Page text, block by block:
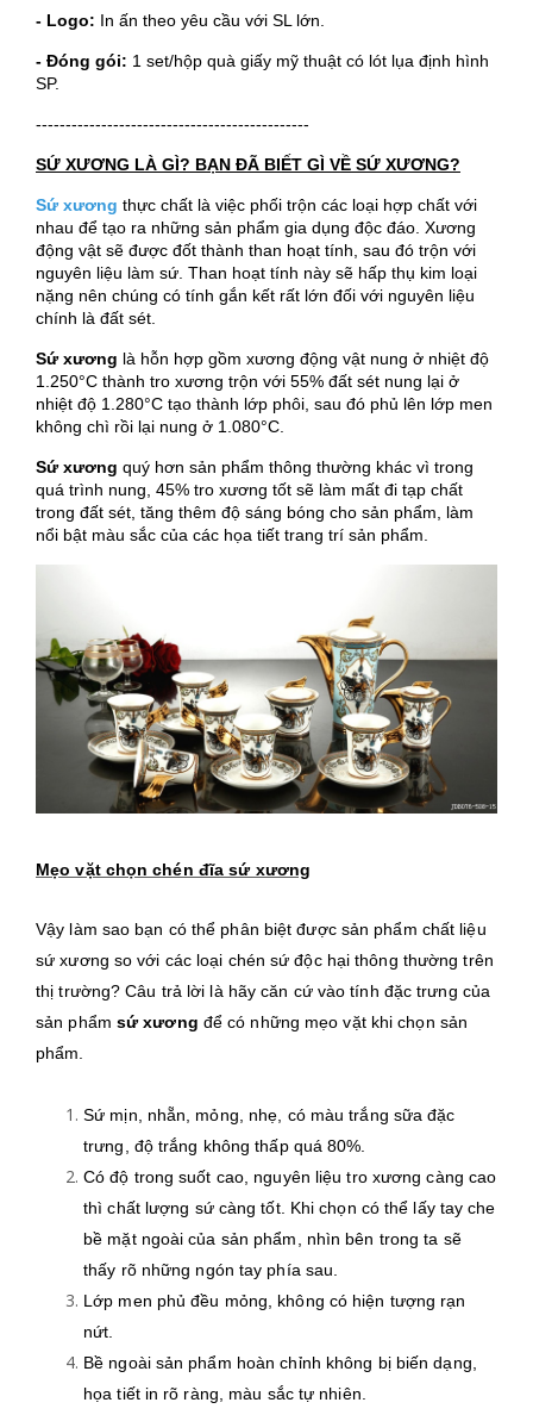
- Logo: In ấn theo yêu cầu với SL lớn.
- Đóng gói: 1 set/hộp quà giấy mỹ thuật có lót lụa định hình
SP.
----------------------------------------------
SỨ XƯƠNG LÀ GÌ? BẠN ĐÃ BIẾT GÌ VỀ SỨ XƯƠNG?
Sứ xương thực chất là việc phối trộn các loại hợp chất với
nhau để tạo ra những sản phẩm gia dụng độc đáo. Xương
động vật sẽ được đốt thành than hoạt tính, sau đó trộn với
nguyên liệu làm sứ. Than hoạt tính này sẽ hấp thụ kim loại
nặng nên chúng có tính gắn kết rất lớn đối với nguyên liệu
chính là đất sét.
Sứ xương là hỗn hợp gồm xương động vật nung ở nhiệt độ
1.250°C thành tro xương trộn với 55% đất sét nung lại ở
nhiệt độ 1.280°C tạo thành lớp phôi, sau đó phủ lên lớp men
không chì rồi lại nung ở 1.080°C.
Sứ xương quý hơn sản phẩm thông thường khác vì trong
quá trình nung, 45% tro xương tốt sẽ làm mất đi tạp chất
trong đất sét, tăng thêm độ sáng bóng cho sản phẩm, làm
nổi bật màu sắc của các họa tiết trang trí sản phẩm.
Mẹo vặt chọn chén đĩa sứ xương
Vậy làm sao bạn có thể phân biệt được sản phẩm chất liệu
sứ xương so với các loại chén sứ độc hại thông thường trên
thị trường? Câu trả lời là hãy căn cứ vào tính đặc trưng của
sản phẩm sứ xương để có những mẹo vặt khi chọn sản
phẩm.
Sứ mịn, nhẵn, mỏng, nhẹ, có màu trắng sữa đặc
trưng, độ trắng không thấp quá 80%.
Có độ trong suốt cao, nguyên liệu tro xương càng cao
thì chất lượng sứ càng tốt. Khi chọn có thể lấy tay che
bề mặt ngoài của sản phẩm, nhìn bên trong ta sẽ
thấy rõ những ngón tay phía sau.
Lớp men phủ đều mỏng, không có hiện tượng rạn
nứt.
Bề ngoài sản phẩm hoàn chỉnh không bị biến dạng,
họa tiết in rõ ràng, màu sắc tự nhiên.